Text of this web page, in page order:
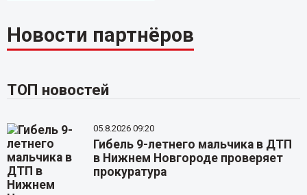
Новости партнёров
ТОП новостей
05.8.2026 09:20
Гибель 9-летнего мальчика в ДТП
в Нижнем Новгороде проверяет
прокуратура